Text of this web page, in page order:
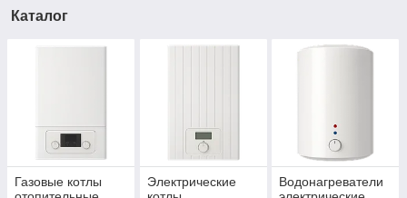
Каталог
Газовые котлы
Электрические
Водонагреватели